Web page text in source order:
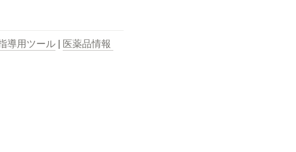
導用ツール | 医薬品情報